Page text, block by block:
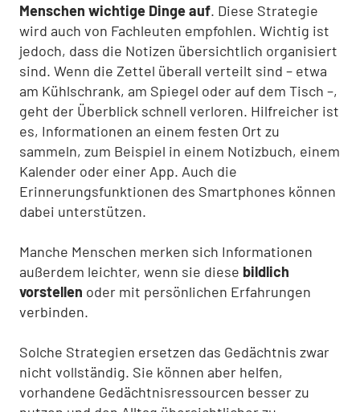
Menschen wichtige Dinge auf. Diese Strategie
wird auch von Fachleuten empfohlen. Wichtig ist
jedoch, dass die Notizen übersichtlich organisiert
sind. Wenn die Zettel überall verteilt sind – etwa
am Kühlschrank, am Spiegel oder auf dem Tisch –,
geht der Überblick schnell verloren. Hilfreicher ist
es, Informationen an einem festen Ort zu
sammeln, zum Beispiel in einem Notizbuch, einem
Kalender oder einer App. Auch die
Erinnerungsfunktionen des Smartphones können
dabei unterstützen.
Manche Menschen merken sich Informationen
außerdem leichter, wenn sie diese bildlich
vorstellen oder mit persönlichen Erfahrungen
verbinden.
Solche Strategien ersetzen das Gedächtnis zwar
nicht vollständig. Sie können aber helfen,
vorhandene Gedächtnisressourcen besser zu